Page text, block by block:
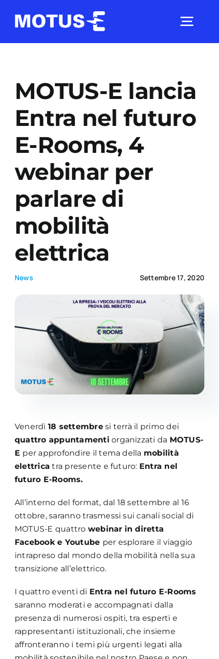
Studi e ricerche
Analisi di mercato
Utilità
Comunicati Stampa
MOTUS-E lancia
Entra nel futuro
E-Rooms, 4
webinar per
parlare di
mobilità
elettrica
News Settembre 17, 2020
Venerdì 18 settembresi terrà il primo dei
quattro appuntamenti organizzati da MOTUS-
E per approfondire il tema della mobilità
elettrica tra presente e futuro: Entra nel
futuro E-Rooms.
All’interno del format, dal 18 settembre al 16
ottobre, saranno trasmessi sui canali social di
MOTUS-E quattro webinar in diretta
Facebook e Youtube per esplorare il viaggio
intrapreso dal mondo della mobilità nella sua
transizione all’elettrico.
I quattro eventi di Entra nel futuro E-Rooms
saranno moderati e accompagnati dalla
presenza di numerosi ospiti, tra esperti e
rappresentanti istituzionali, che insieme
affronteranno i temi più urgenti legati alla